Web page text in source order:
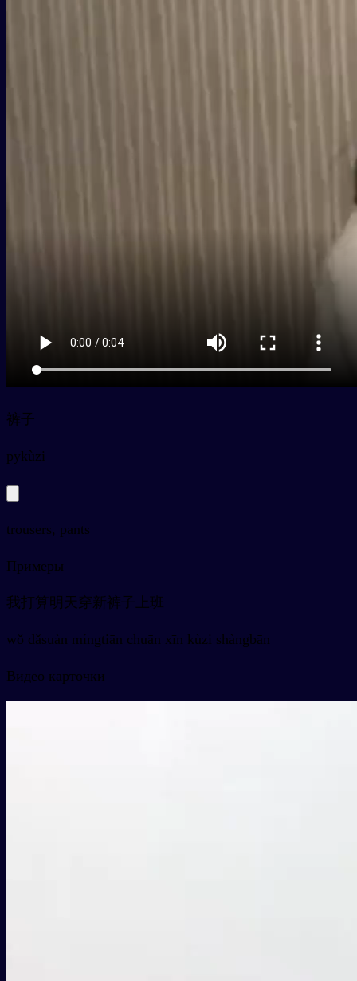
裤子
pykùzi
trousers, pants
Примеры
我打算明天穿新裤子上班
wǒ dǎsuàn míngtiān chuān xīn kùzi shàngbān
Видео карточки